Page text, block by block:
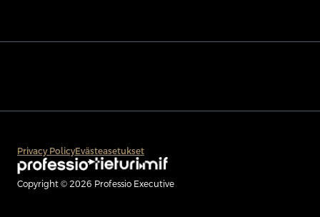
Privacy PolicyEvästeasetukset
Copyright © 2026 Professio Executive